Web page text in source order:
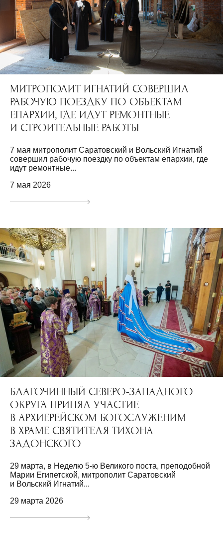
МИТРОПОЛИТ ИГНАТИЙ СОВЕРШИЛ
РАБОЧУЮ ПОЕЗДКУ ПО ОБЪЕКТАМ
ЕПАРХИИ, ГДЕ ИДУТ РЕМОНТНЫЕ
И СТРОИТЕЛЬНЫЕ РАБОТЫ
7 мая митрополит Саратовский и Вольский Игнатий
совершил рабочую поездку по объектам епархии, где
идут ремонтные...
7 мая 2026
БЛАГОЧИННЫЙ СЕВЕРО-ЗАПАДНОГО
ОКРУГА ПРИНЯЛ УЧАСТИЕ
В АРХИЕРЕЙСКОМ БОГОСЛУЖЕНИМ
В ХРАМЕ СВЯТИТЕЛЯ ТИХОНА
ЗАДОНСКОГО
29 марта, в Неделю 5-ю Великого поста, преподобной
Марии Египетской, митрополит Саратовский
и Вольский Игнатий...
29 марта 2026